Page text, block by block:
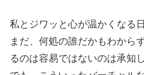
私とジワッと心が温かくなる
まだ、何処の誰だかもわから
るのは容易ではないのは承知